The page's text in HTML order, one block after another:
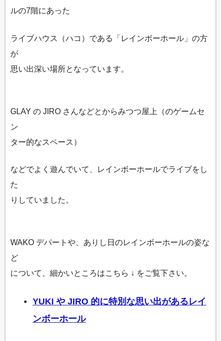
ルの7階にあった
ライブハウス（ハコ）である「レインボーホール」の方
が
思い出深い場所となっています。
GLAY の JIRO さんなどとからみつつ屋上（のゲームセ
ン
ター的なスペース）
などでよく遊んでいて、レインボーホールでライブをし
た
りしていました。
WAKO デパートや、ありし日のレインボーホールの姿な
ど
について、細かいところはこちら ↓ をご覧下さい。
YUKI や JIRO 的に特別な思い出があるレイ
ンボーホール